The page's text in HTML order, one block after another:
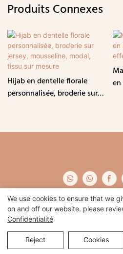
Produits Connexes
Hijab en dentelle florale
personnalisée, broderie sur
Copyright © 2026 Qidian-
Politique de
We use cookies to ensure that we
on and off our website. please
Confidentialité
Reject Cookies